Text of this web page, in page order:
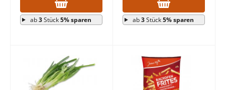
ab3Stück5% sparen ab3Stück5% sparen